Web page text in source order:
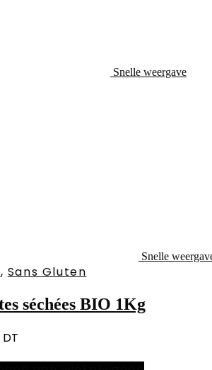
Snelle weergave
Snelle
, Sans Gluten
séchées BIO 1Kg
DT